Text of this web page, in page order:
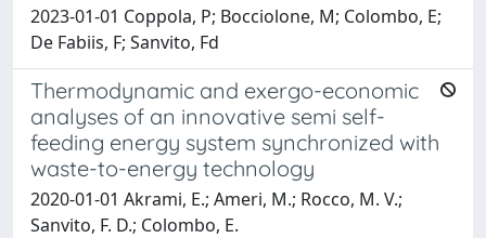
2023-01-01 Coppola, P; Bocciolone, M; Colombo, E;
De Fabiis, F; Sanvito, Fd
Thermodynamic and exergo-economic
analyses of an innovative semi self-
feeding energy system synchronized with
waste-to-energy technology
2020-01-01 Akrami, E.; Ameri, M.; Rocco, M. V.;
Sanvito, F. D.; Colombo, E.